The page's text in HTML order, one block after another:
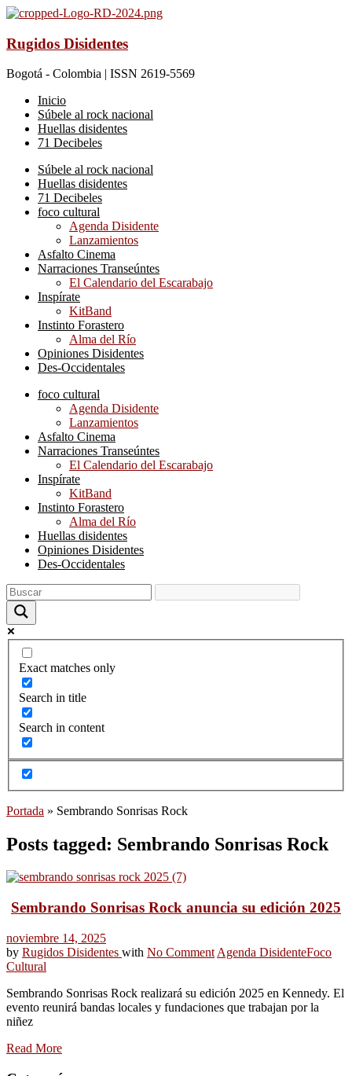
Rugidos Disidentes
Bogotá - Colombia | ISSN 2619-5569
Inicio
Súbele al rock nacional
Huellas disidentes
71 Decibeles
Súbele al rock nacional
Huellas disidentes
71 Decibeles
foco cultural
Agenda Disidente
Lanzamientos
Asfalto Cinema
Narraciones Transeúntes
El Calendario del Escarabajo
Inspírate
KitBand
Instinto Forastero
Alma del Río
Opiniones Disidentes
Des-Occidentales
foco cultural
Agenda Disidente
Lanzamientos
Asfalto Cinema
Narraciones Transeúntes
El Calendario del Escarabajo
Inspírate
KitBand
Instinto Forastero
Alma del Río
Huellas disidentes
Opiniones Disidentes
Des-Occidentales
Exact matches only
Search in title
Search in content
Portada » Sembrando Sonrisas Rock
Posts tagged: Sembrando Sonrisas Rock
Sembrando Sonrisas Rock anuncia su edición 2025
noviembre 14, 2025
by Rugidos Disidentes with No Comment Agenda DisidenteFoco
Cultural
Sembrando Sonrisas Rock realizará su edición 2025 en Kennedy. El
evento reunirá bandas locales y fundaciones que trabajan por la
niñez
Read More